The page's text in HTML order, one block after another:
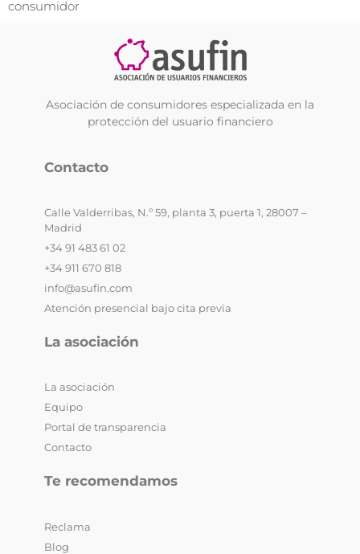
consumidor
Asociación de consumidores especializada en la
protección del usuario financiero
Contacto
Calle Valderribas, N.º 59, planta 3, puerta 1, 28007 –
Madrid
+34 91 483 61 02
+34 911 670 818
info@asufin.com
Atención presencial bajo cita previa
La asociación
La asociación
Equipo
Portal de transparencia
Contacto
Te recomendamos
Reclama
Blog